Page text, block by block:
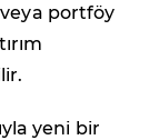
portföy
yeni bir